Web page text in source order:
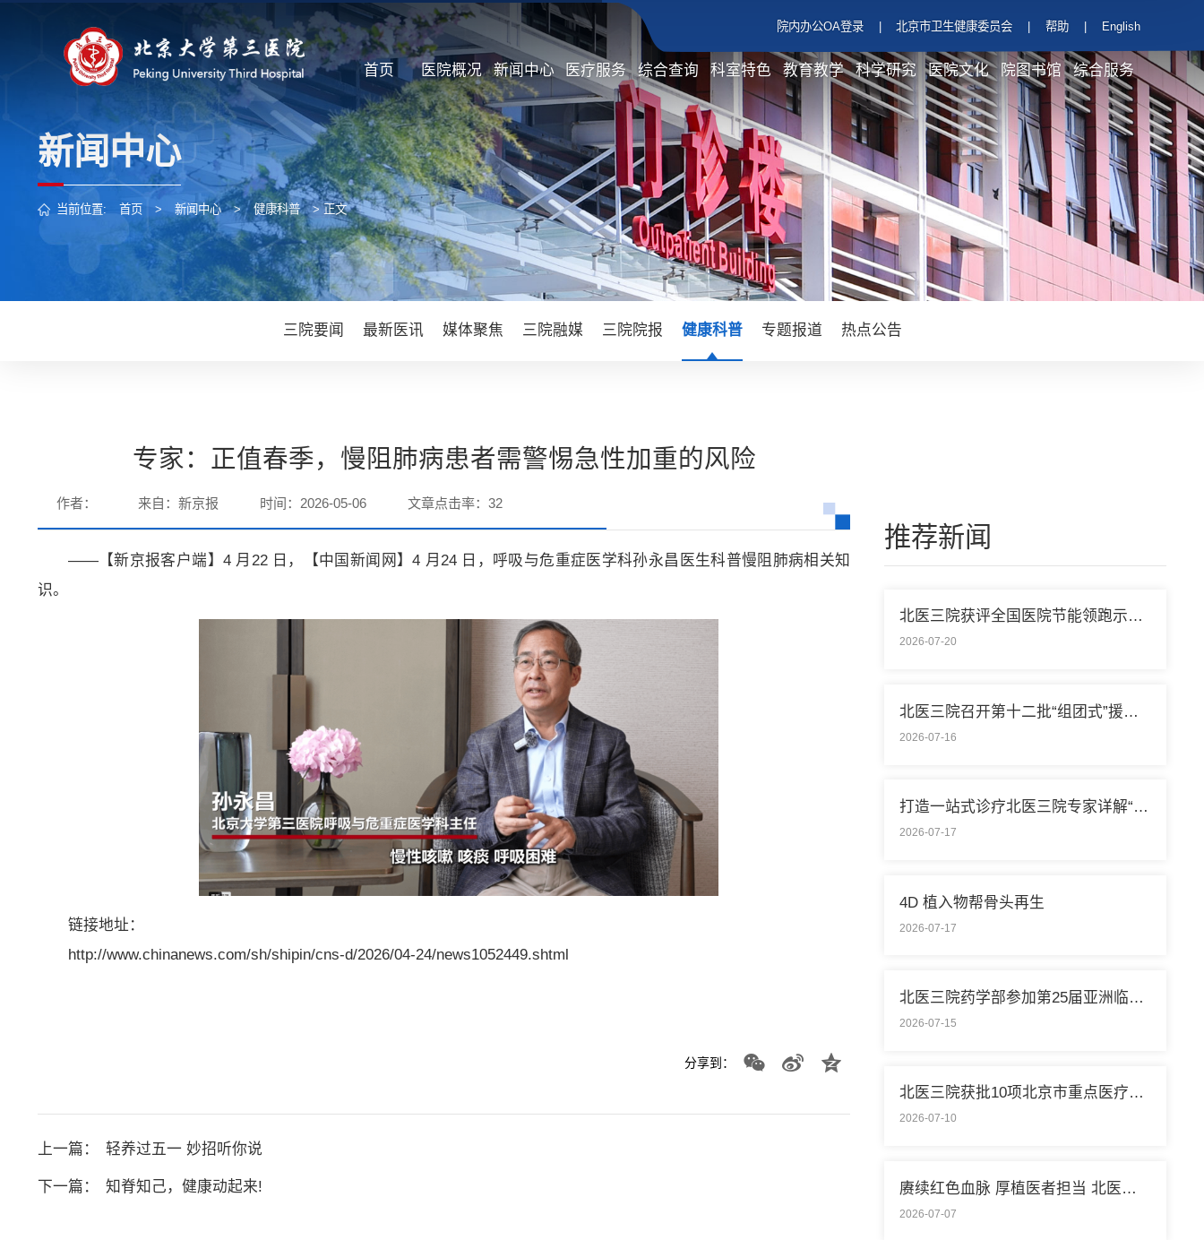
院内办公OA登录 北京市卫生健康委员会 帮助 English
首页 医院概况 新闻中心 医疗服务 综合查询 科室特色 教育教学 科学研究 医院文化 院图书馆 综合服务
新闻中心
当前位置: 首页 > 新闻中心 > 健康科普 > 正文
三院要闻 最新医讯 媒体聚焦 三院融媒 三院院报 健康科普 专题报道 热点公告
专家：正值春季，慢阻肺病患者需警惕急性加重的风险
作者： 来自：新京报 时间：2026-05-06 文章点击率： 32
——【新京报客户端】4 月22 日，【中国新闻网】4 月24 日，呼吸与危重症医学科孙永昌医生科普慢阻肺病相关知
识。
链接地址：
http://www.chinanews.com/sh/shipin/cns-d/2026/04-24/news1052449.shtml
分享到：
上一篇： 轻养过五一 妙招听你说
下一篇： 知脊知己，健康动起来!
推荐新闻
北医三院获评全国医院节能领跑示范单位称号
2026-07-20
北医三院召开第十二批“组团式”援藏医疗队欢送会
2026-07-16
打造一站式诊疗北医三院专家详解“控糖”新模式
2026-07-17
4D 植入物帮骨头再生
2026-07-17
北医三院药学部参加第25届亚洲临床药学大会
2026-07-15
北医三院获批10项北京市重点医疗技术临床应用培训基地
2026-07-10
赓续红色血脉 厚植医者担当 北医三院开展庆祝中国共产党成立105周年系列活动
2026-07-07